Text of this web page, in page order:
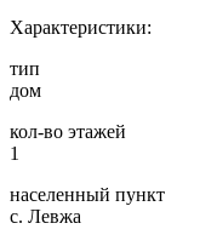
Характеристики:
тип
дом
кол-во этажей
1
населенный пункт
с. Левжа